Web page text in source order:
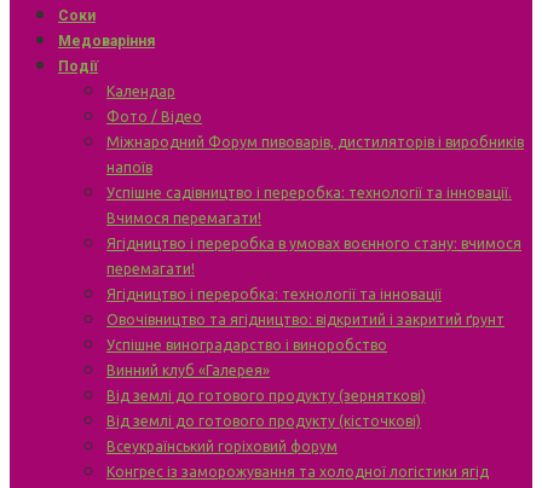
Соки
Медоваріння
Події
Календар
Фото / Відео
Міжнародний Форум пивоварів, дистиляторів і виробників
напоїв
Успішне садівництво і переробка: технології та інновації.
Вчимося перемагати!
Ягідництво і переробка в умовах воєнного стану: вчимося
перемагати!
Ягідництво і переробка: технології та інновації
Овочівництво та ягідництво: відкритий і закритий ґрунт
Успішне виноградарство і виноробство
Винний клуб «Галерея»
Від землі до готового продукту (зерняткові)
Від землі до готового продукту (кісточкові)
Всеукраїнський горіховий форум
Конгрес із заморожування та холодної логістики ягід